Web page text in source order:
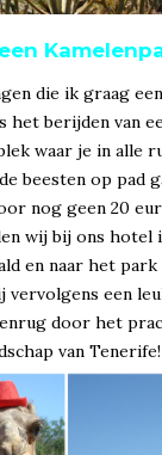
die ik graag
het berijden van
waar je in alle
beesten op pad
nog geen 20
wij bij ons hotel
en naar het
vervolgens een
door het
van Tenerife!